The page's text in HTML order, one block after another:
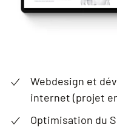
Webdesign et
internet (projet
Optimisation du